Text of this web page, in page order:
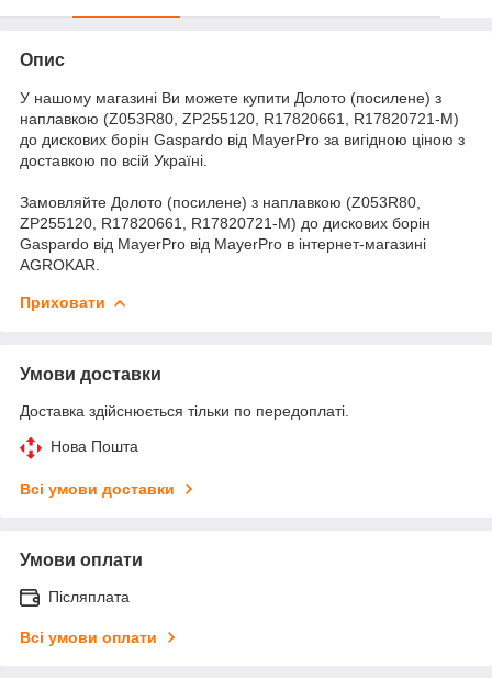
Опис
У нашому магазині Ви можете купити Долото (посилене) з
наплавкою (Z053R80, ZP255120, R17820661, R17820721-M)
до дискових борін Gaspardo від MayerPro за вигідною ціною з
доставкою по всій Україні.
Замовляйте Долото (посилене) з наплавкою (Z053R80,
ZP255120, R17820661, R17820721-M) до дискових борін
Gaspardo від MayerPro від MayerPro в інтернет-магазині
AGROKAR.
Приховати
Умови доставки
Доставка здійснюється тільки по передоплаті.
Нова Пошта
Всі умови доставки
Умови оплати
Післяплата
Всі умови оплати